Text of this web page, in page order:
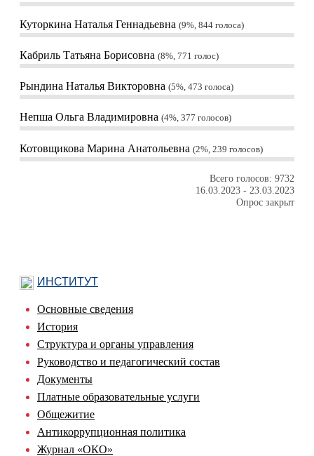
Куторкина Наталья Геннадьевна 9%, 844 голоса
Кабриль Татьяна Борисовна 8%, 771 голос
Рындина Наталья Викторовна 5%, 473 голоса
Непша Ольга Владимировна 4%, 377 голосов
Котовщикова Марина Анатольевна 2%, 239 голосов
Всего голосов: 9732
16.03.2023 - 23.03.2023
Опрос закрыт
ИНСТИТУТ
Основные сведения
История
Структура и органы управления
Руководство и педагогический состав
Документы
Платные образовательные услуги
Общежитие
Антикоррупционная политика
Журнал «ОКО»